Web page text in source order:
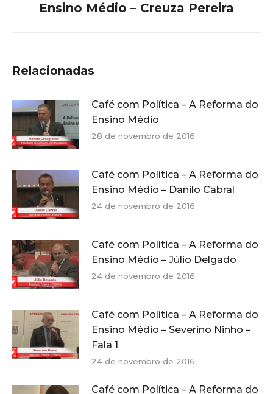
post:
Ensino Médio – Creuza Pereira
Relacionadas
Café com Política – A Reforma do
Ensino Médio
28 de novembro de 2016
Café com Política – A Reforma do
Ensino Médio – Danilo Cabral
24 de novembro de 2016
Café com Política – A Reforma do
Ensino Médio – Júlio Delgado
24 de novembro de 2016
Café com Política – A Reforma do
Ensino Médio – Severino Ninho –
Fala 1
24 de novembro de 2016
Café com Política – A Reforma do